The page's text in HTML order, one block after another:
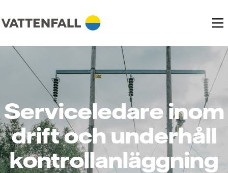
Serviceledare inom
drift och underhåll
kontrollanläggning